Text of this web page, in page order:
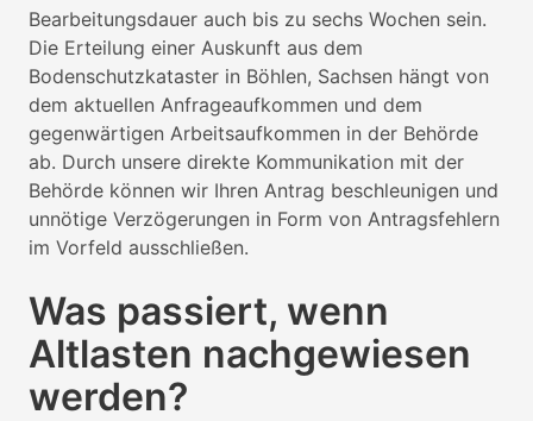
Bearbeitungsdauer auch bis zu sechs Wochen sein.
Die Erteilung einer Auskunft aus dem
Bodenschutzkataster in Böhlen, Sachsen hängt von
dem aktuellen Anfrageaufkommen und dem
gegenwärtigen Arbeitsaufkommen in der Behörde
ab. Durch unsere direkte Kommunikation mit der
Behörde können wir Ihren Antrag beschleunigen und
unnötige Verzögerungen in Form von Antragsfehlern
im Vorfeld ausschließen.
Was passiert, wenn
Altlasten nachgewiesen
werden?